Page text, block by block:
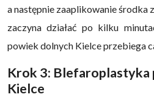
a następnie zaaplikowanie środka
zaczyna działać po kilku
powiek dolnych Kielce przebiega
Krok 3: Blefaroplastyka
Kielce